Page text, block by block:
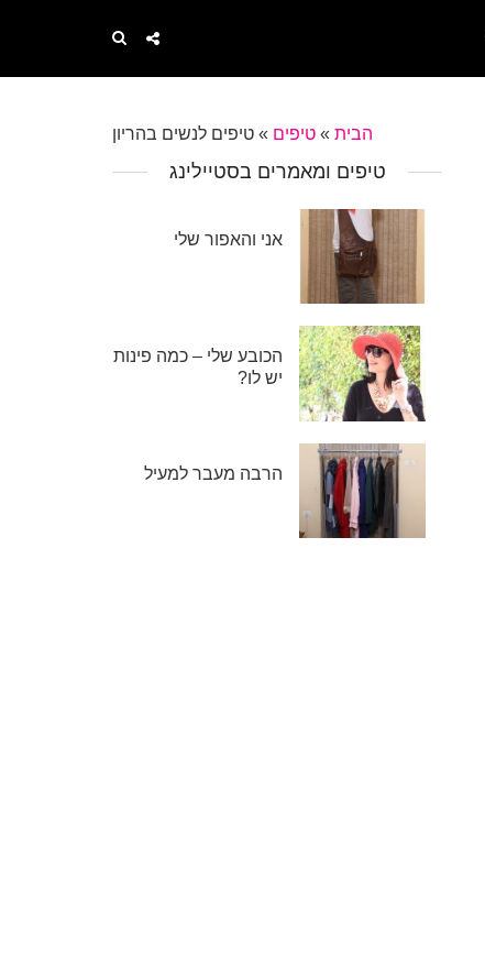
הבית » טיפים » טיפים לנשים בהריון
טיפים ומאמרים בסטיילינג
אני והאפור שלי
הכובע שלי – כמה פינות
יש לו?
הרבה מעבר למעיל